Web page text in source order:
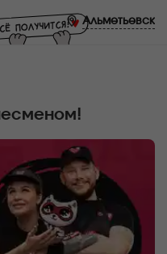
Альметьевск